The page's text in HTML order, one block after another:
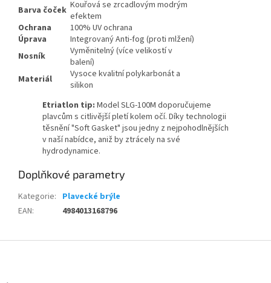
Barva čoček Kouřová se zrcadlovým modrým
efektem
Ochrana
100% UV ochrana
Úprava
Integrovaný Anti-fog (proti mlžení)
Nosník
Vyměnitelný (více velikostí v
balení)
Materiál
Vysoce kvalitní polykarbonát a
silikon
Etriatlon tip: Model SLG-100M doporučujeme
plavcům s citlivější pletí kolem očí. Díky technologii
těsnění "Soft Gasket" jsou jedny z nejpohodlnějších
v naší nabídce, aniž by ztrácely na své
hydrodynamice.
Doplňkové parametry
Kategorie: Plavecké brýle
EAN: 4984013168796
Powered by chaterimo